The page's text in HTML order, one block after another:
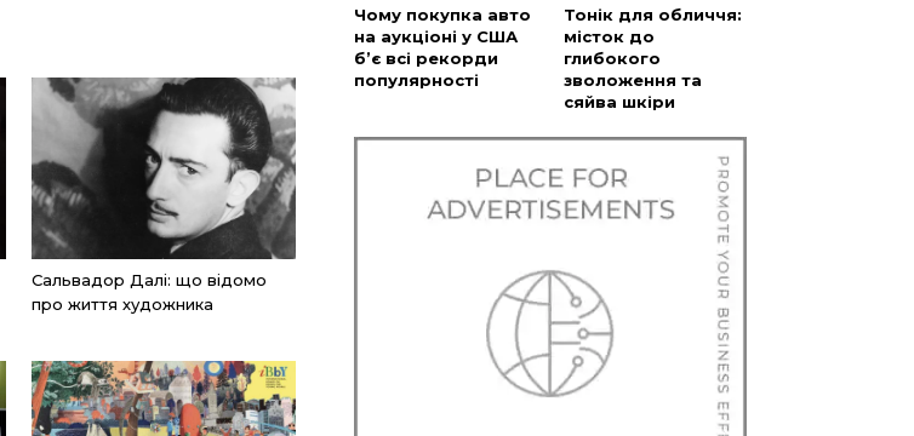
Сальвадор Далі: що відомо
про життя художника
Чому покупка авто
на аукціоні у США
б’є всі рекорди
популярності
Тонік для обличчя:
місток до
глибокого
зволоження та
сяйва шкіри